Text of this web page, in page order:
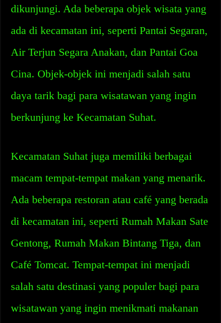
dikunjungi. Ada beberapa objek wisata yang
ada di kecamatan ini, seperti Pantai Segaran,
Air Terjun Segara Anakan, dan Pantai Goa
Cina. Objek-objek ini menjadi salah satu
daya tarik bagi para wisatawan yang ingin
berkunjung ke Kecamatan Suhat.
Kecamatan Suhat juga memiliki berbagai
macam tempat-tempat makan yang menarik.
Ada beberapa restoran atau café yang berada
di kecamatan ini, seperti Rumah Makan Sate
Gentong, Rumah Makan Bintang Tiga, dan
Café Tomcat. Tempat-tempat ini menjadi
salah satu destinasi yang populer bagi para
wisatawan yang ingin menikmati makanan